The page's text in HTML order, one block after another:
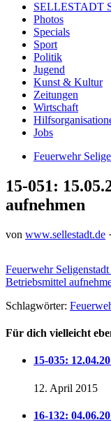
SELLESTADT
Photos
Specials
Sport
Politik
Jugend
Kunst & Kultur
Zeitungen
Wirtschaft
Jobs
Feuerwehr
15-051:
aufnehmen
von www.sellestadt.de ·
Feuerwehr
Betriebsmittel
Schlagwörter:
Für dich vielleicht
15-035:
12. April 2015
16-132: